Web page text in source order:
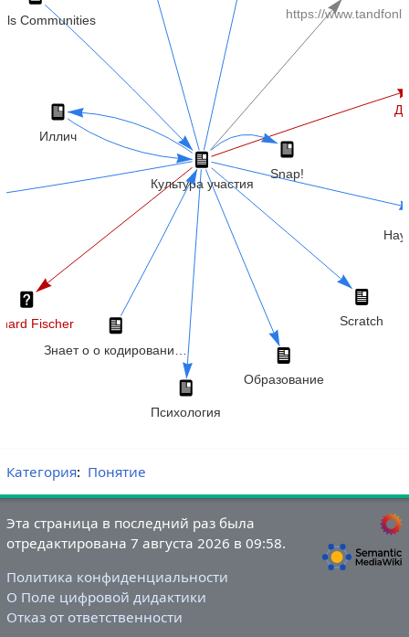
Категория: Понятие
Эта страница в последний раз была
отредактирована 7 августа 2026 в 09:58.
Политика конфиденциальности
О Поле цифровой дидактики
Отказ от ответственности